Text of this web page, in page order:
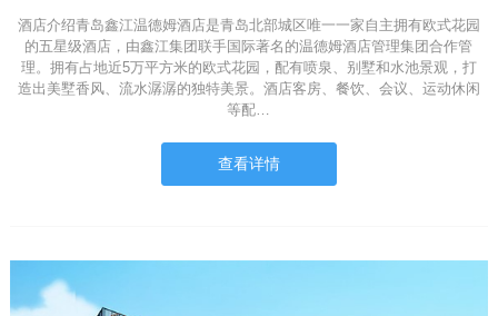
酒店介绍青岛鑫江温德姆酒店是青岛北部城区唯一一家自主拥有欧式花园
的五星级酒店，由鑫江集团联手国际著名的温德姆酒店管理集团合作管
理。拥有占地近5万平方米的欧式花园，配有喷泉、别墅和水池景观，打
造出美墅香风、流水潺潺的独特美景。酒店客房、餐饮、会议、运动休闲
等配…
查看详情